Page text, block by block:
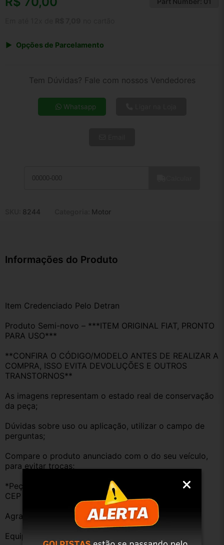
Opções de Parcelamento
4x de R$ 19,40
5x de R$ 15,72
10x de R$ 8,31
Tem Dúvidas? Fale com nossos Vendedores
Whatsapp
8244 Motor
Informações do Produto
Item Credenciado Pelo Detran
Produto Semi-novo – ***ITEM ORIGINAL FIAT, PRONTO
PARA USO***
**CONFIRA O CÓDIGO/MODELO ANTES DE REALIZAR A
COMPRA, ISSO EVITA DEVOLUÇÕES E OUTROS
TRANSTORNOS**
As imagens representam o estado real de conservação
da peça;
Dúvidas sobre uso ou aplicação, utilizar o campo de
perguntas;
Compare o produto anunciado com o do seu veículo,
para evitar trocas;
*Peças que não tem opção de envio, favor deixar o
CEP na área de perguntas para realizar cotação*
Agradecemos a preferência!
Equipe DESMONTE ARUJÁ.